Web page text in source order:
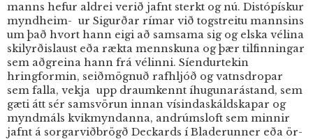
manns hefur aldrei verið jafnt sterkt og nú. Distópískur
myndheim- ur Sigurðar rímar við togstreitu mannsins
um það hvort hann eigi að samsama sig og elska vélina
skilyrðislaust eða rækta mennskuna og þær tilfinningar
sem aðgreina hann frá vélinni. Síendurtekin
hringformin, seiðmögnuð rafhljóð og vatnsdropar
sem falla, vekja upp draumkennt íhugunarástand, sem
gæti átt sér samsvörun innan vísindaskáldskapar og
myndmáls kvikmyndanna, andrúmsloft sem minnir
jafnt á sorgarviðbrögð Deckards í Bladerunner eða ör-